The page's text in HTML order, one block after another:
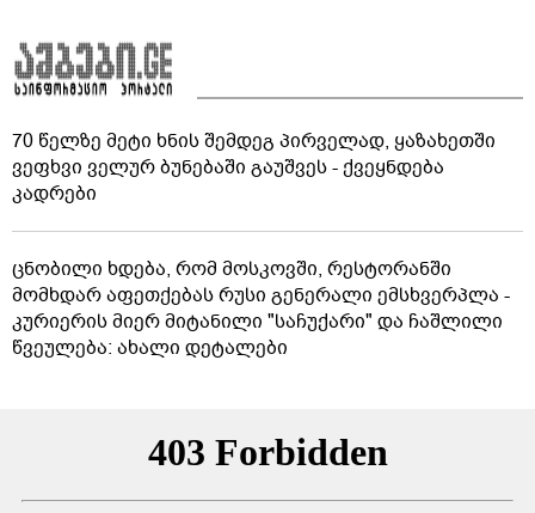
70 წელზე მეტი ხნის შემდეგ პირველად, ყაზახეთში
ვეფხვი ველურ ბუნებაში გაუშვეს - ქვეყნდება
კადრები
ცნობილი ხდება, რომ მოსკოვში, რესტორანში
მომხდარ აფეთქებას რუსი გენერალი ემსხვერპლა -
კურიერის მიერ მიტანილი "საჩუქარი" და ჩაშლილი
წვეულება: ახალი დეტალები